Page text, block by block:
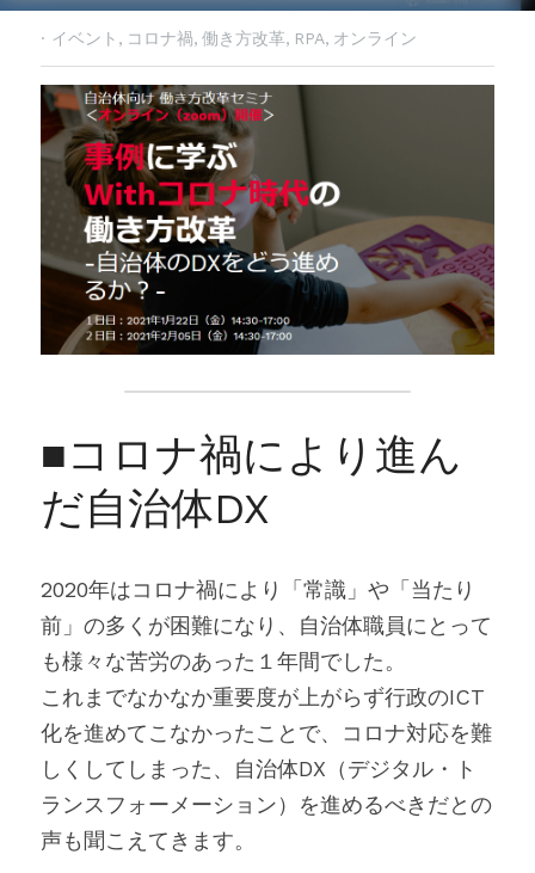
· イベント, コロナ禍, 働き方改革, RPA, オンライン
■コロナ禍により進ん
だ自治体DX
2020年はコロナ禍により「常識」や「当たり
前」の多くが困難になり、自治体職員にとって
も様々な苦労のあった１年間でした。
これまでなかなか重要度が上がらず行政のICT
化を進めてこなかったことで、コロナ対応を難
しくしてしまった、自治体DX（デジタル・ト
ランスフォーメーション）を進めるべきだとの
声も聞こえてきます。